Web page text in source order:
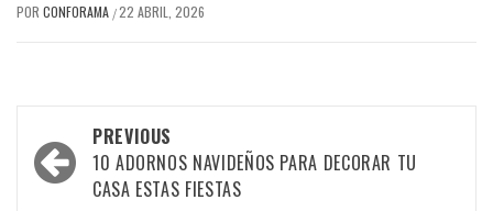
POR CONFORAMA /22 ABRIL, 2026
Post
navigation
PREVIOUS
10 ADORNOS NAVIDEÑOS PARA DECORAR TU
CASA ESTAS FIESTAS